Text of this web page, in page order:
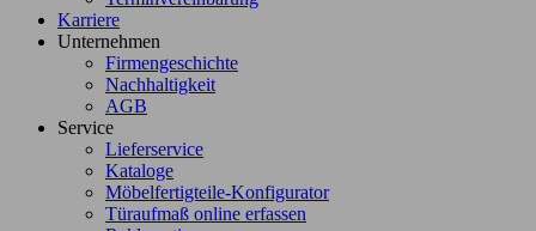
Karriere
Unternehmen
Firmengeschichte
Nachhaltigkeit
AGB
Service
Lieferservice
Kataloge
Möbelfertigteile-Konfigurator
Türaufmaß online erfassen